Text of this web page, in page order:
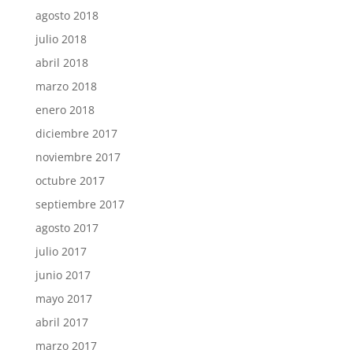
agosto 2018
julio 2018
abril 2018
marzo 2018
enero 2018
diciembre 2017
noviembre 2017
octubre 2017
septiembre 2017
agosto 2017
julio 2017
junio 2017
mayo 2017
abril 2017
marzo 2017